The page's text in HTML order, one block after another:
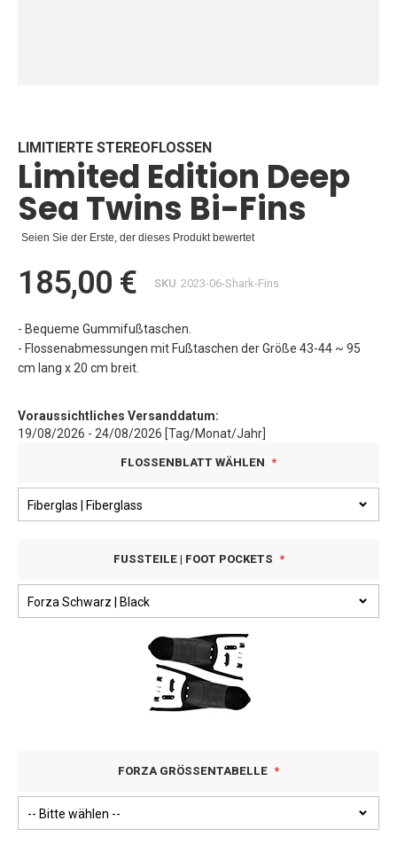
Bildgalerie
springen
LIMITIERTE STEREOFLOSSEN
Limited Edition Deep
Sea Twins Bi-Fins
Seien Sie der Erste, der dieses Produkt bewertet
185,00 € SKU 2023-06-Shark-Fins
- Bequeme Gummifußtaschen.
- Flossenabmessungen mit Fußtaschen der Größe 43-44 ~ 95
cm lang x 20 cm breit.
Voraussichtliches Versanddatum:
19/08/2026 - 24/08/2026 [Tag/Monat/Jahr]
FLOSSENBLATT WÄHLEN
FUSSTEILE | FOOT POCKETS
FORZA GRÖSSENTABELLE